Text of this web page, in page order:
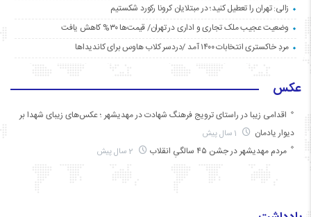
زالی: تهران را تعطیل کنید؛ در مبتلایان کرونا رکورد شکستیم
وضعیت عجیب ملک تجاری و اداری در تهران/ قیمت‌ها ۳۰% کاهش یافت
مردِ خاکستری انتخابات ۱۴۰۰ آمد /دردسر کلاب هاوس برای کاندیداها
عکس
اقدامی زیبا در راستای ترویج فرهنگ شهادت در مهدیشهر ؛ عکس‌های زیبای شهدا بر
دیوار یادمان
مردم مهدیشهر در جشن ۴۵ سالگیِ انقلاب